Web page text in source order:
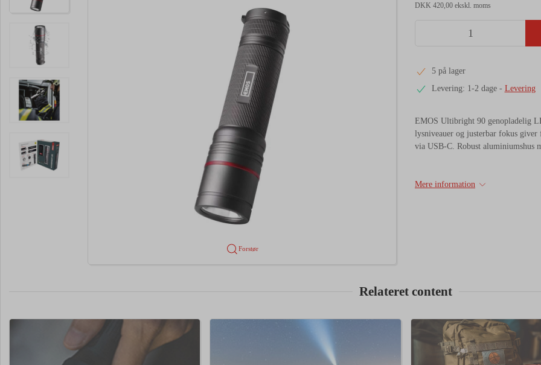
Forstør
DKK 420,00 ekskl. moms
5 på lager
Levering: 1-2 dage- Levering
EMOS Ultibright 90 genopladelig
lysniveauer og justerbar fokus
via USB-C. Robust aluminiumshus
Mere information
Relateret content